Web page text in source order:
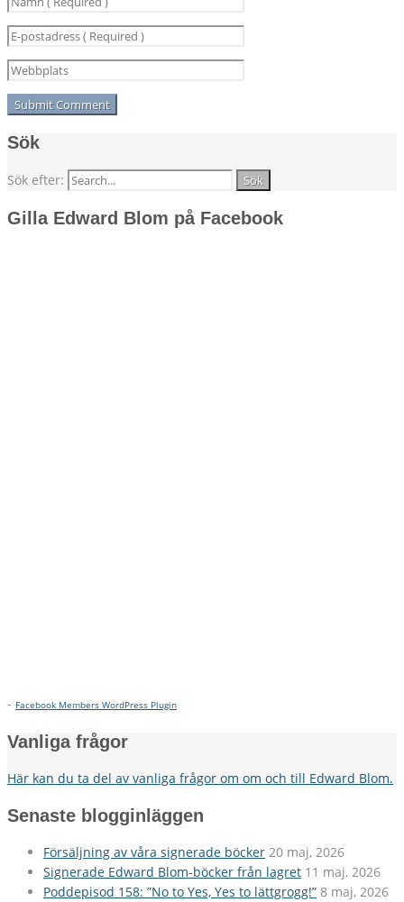
Sök
Sök efter:
Gilla Edward Blom på Facebook
- Facebook Members WordPress Plugin
Vanliga frågor
Här kan du ta del av vanliga frågor om om och till Edward Blom.
Senaste blogginläggen
Försäljning av våra signerade böcker 20 maj, 2026
Signerade Edward Blom-böcker från lagret 11 maj, 2026
Poddepisod 158: ”No to Yes, Yes to lättgrogg!” 8 maj, 2026